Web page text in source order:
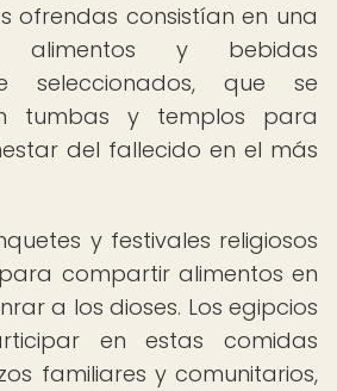
ofrendas consistían en una
alimentos y bebidas
seleccionados, que se
tumbas y templos para
del fallecido en el más
y festivales religiosos
compartir alimentos en
a los dioses. Los egipcios
en estas comidas
familiares y comunitarios,